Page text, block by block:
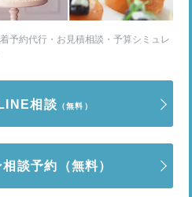
予約代行・お見積相談・予算シミュレ
相談 （無料）
談予約 （無料）